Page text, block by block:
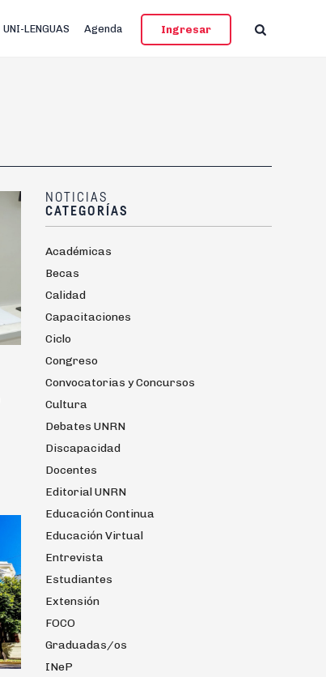
UNI-LENGUAS Agenda Ingresar
NOTICIAS
CATEGORÍAS
Académicas
Becas
Calidad
Capacitaciones
Ciclo
Congreso
Convocatorias y Concursos
Cultura
Debates UNRN
Discapacidad
Docentes
Editorial UNRN
Educación Continua
Educación Virtual
Entrevista
Estudiantes
Extensión
FOCO
Graduadas/os
INeP